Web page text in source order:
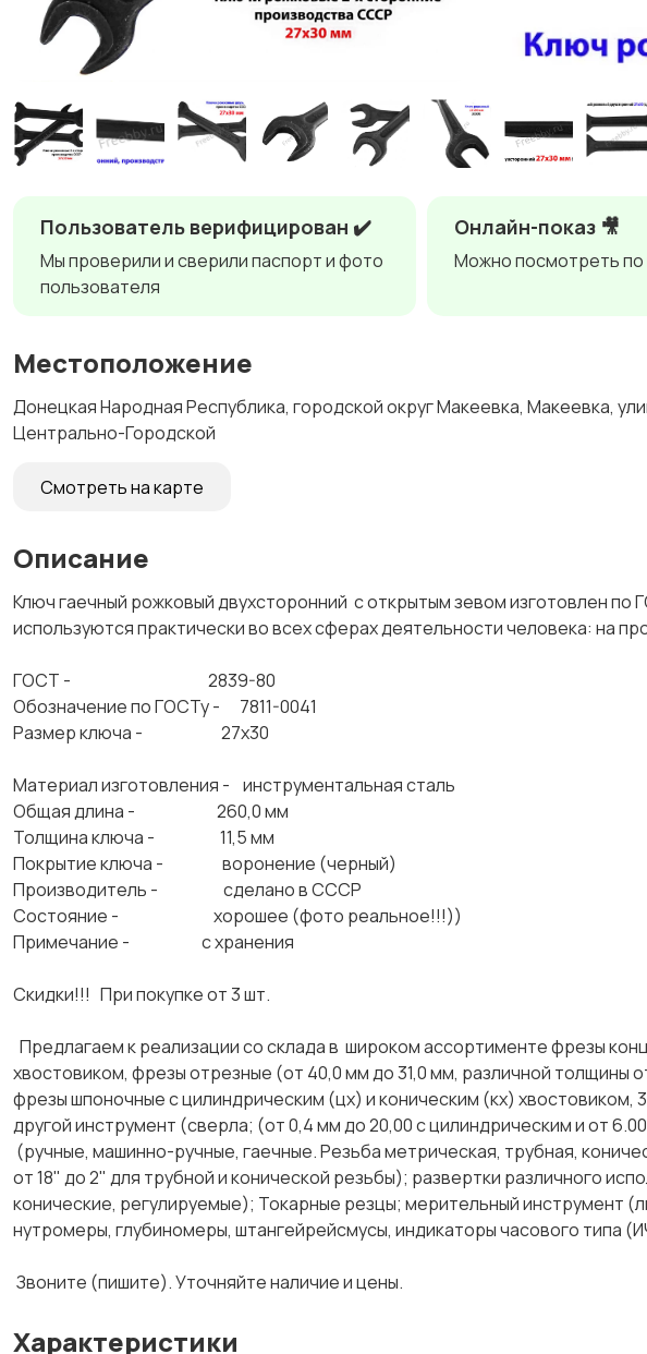
Пользователь верифицирован ✔️
Мы проверили и сверили паспорт и фото
пользователя
Онлайн-показ 🎥
Можно посмотреть по
Местоположение
Донецкая Народная Республика, городской округ Макеевка, Макеевка,
Центрально-Городской
Смотреть на карте
Описание
Ключ гаечный рожковый двухсторонний с открытым зевом изготовлен по
используются практически во всех сферах деятельности человека: на
ГОСТ - 2839-80
Обозначение по ГОСТу - 7811-0041
Размер ключа - 27х30
Материал изготовления - инструментальная сталь
Общая длина - 260,0 мм
Толщина ключа - 11,5 мм
Покрытие ключа - воронение (черный)
Производитель - сделано в СССР
Состояние - хорошее (фото реальное!!!))
Примечание - с хранения
Скидки!!! При покупке от 3 шт.
Предлагаем к реализации со склада в широком ассортименте фрезы
хвостовиком, фрезы отрезные (от 40,0 мм до 31,0 мм, различной толщины
фрезы шпоночные с цилиндрическим (цх) и коническим (кх)
другой инструмент (сверла; (от 0,4 мм до 20,00 с цилиндрическим и от
(ручные, машинно-ручные, гаечные. Резьба метрическая, трубная,
от 18" до 2" для трубной и конической резьбы); развертки различного
конические, регулируемые); Токарные резцы; мерительный инструмент
нутромеры, глубиномеры, штангейрейсмусы, индикаторы часового типа
Звоните (пишите). Уточняйте наличие и цены.
Характеристики